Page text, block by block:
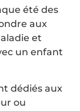
été des
aux
et
un enfant
dédiés aux
ou